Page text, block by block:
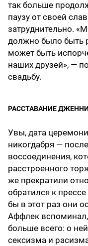
так больше
паузу от своей
затруднительно.
должно было быть
может быть
наших друзей», —
свадьбу.
РАССТАВАНИЕ
Увы, дата
никогдабря —
воссоединения,
расстроенного
же прекратили
обратился к
бы в этот раз они
Аффлек
больше всего: о
сексизма и